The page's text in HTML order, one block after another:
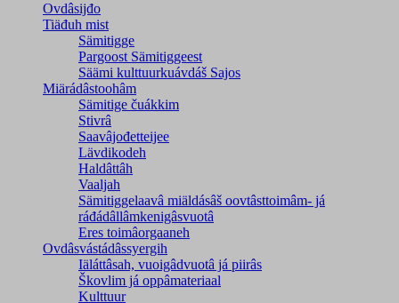
Ovdâsijđo
Tiäđuh mist
Sämitigge
Pargoost Sämitiggeest
Säämi kulttuurkuávdáš Sajos
Miärádâstoohâm
Sämitige čuákkim
Stivrâ
Saavâjođetteijee
Lävdikodeh
Haldâttâh
Vaaljah
Sämitiggelaavâ miäldásâš oovtâsttoimâm- já
ráđádâllâmkenigâsvuotâ
Eres toimâorgaaneh
Ovdâsvástádâssyergih
Iäláttâsah, vuoigâdvuotâ já piirâs
Škovlim já oppâmateriaal
Kulttuur